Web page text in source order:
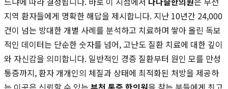
지역 환자들에게 명확한 해답을 제시합니다. 지난 10년간 24,000
건이 넘는 방대한 개별 사례를 분석하고 치료하며 쌓아 올린 독보
적인 데이터는 단순한 숫자를 넘어, 고난도 질환 치료에 대한 깊이
와 자신감을 의미합니다. 일반적인 경증 질환부터 원인 모를 만성
통증까지, 환자 개개인의 체질과 상태에 최적화된 처방을 제공하